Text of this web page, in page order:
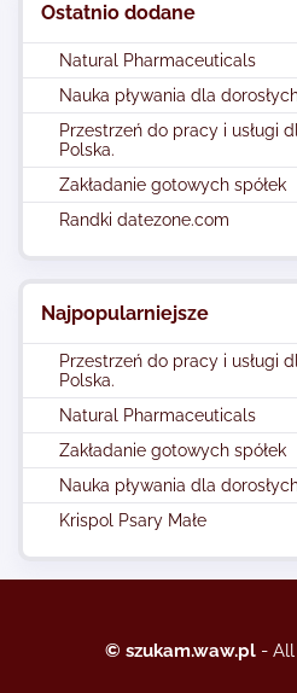
Ostatnio dodane
Natural Pharmaceuticals
Nauka pływania dla
Przestrzeń do pracy i usługi
Polska.
Zakładanie gotowych spółek
Randki datezone.com
Najpopularniejsze
Przestrzeń do pracy i usługi
Polska.
Natural Pharmaceuticals
Zakładanie gotowych spółek
Nauka pływania dla
Krispol Psary Małe
© szukam.waw.pl -